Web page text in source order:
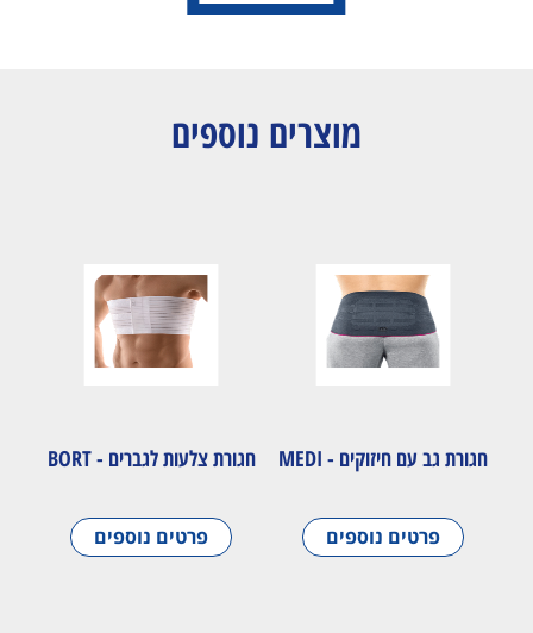
מוצרים נוספים
חגורת גב עם חיזוקים - MEDI
פרטים נוספים
חגורת צלעות לגברים - BORT
פרטים נוספים